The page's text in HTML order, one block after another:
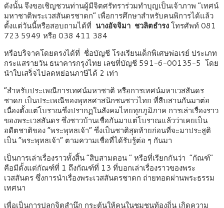
ดังนั้น จึงขอเชิญชวนท่านผู้มีจิตศรัทราร่วมทำบุญเป็นเจ้าภาพ “เทศน์
มหาชาติพระเวสสันดรชาดก” เพื่อการศึกษาสำหรับคนพิการได้แล้ว
ตั้งแต่วันนี้หรือสอบถามได้ที่ นางอัจจิมา ชวลิตธำรงโทรศัพท์ 081
723 5949 หรือ 038 411 384
หรือบริจาคโดยตรงได้ที่ ชื่อบัญชี โรงเรียนเด็กพิเศษพ่อเรย์ ประเภท
กระแสรายวัน ธนาคารกรุงไทย เลขที่บัญชี 591-6-00135-5 โดย
นำใบเสร็จไปลดหย่อนภาษีได้ 2 เท่า
“สำหรับประเพณีการเทศน์มหาชาติ หรือการเทศน์มหาเวสสันดร
ชาดก เป็นประเพณีของพุทธศาสนิกชนชาวไทย ที่สืบสานกันมาต่อ
เนื่องตั้งแต่โบราณซึ่งปรากฏในสังคมไทยทุกภูมิภาค การเล่าเรื่องราว
ของพระเวสสันดร ซึ่งชาวบ้านเชื่อกันมาแต่โบราณแล้วว่าเคยเป็น
อดีตชาติของ “พระพุทธเจ้า” ซึ่งเป็นชาติสุดท้ายก่อนที่จะมาประสูติ
เป็น “พระพุทธเจ้า” ตามความเชื่อที่ได้รับรู้ต่อ ๆ กันมา
เป็นการเล่าเรื่องราวทั้งสิ้น “สิบสามตอน “ หรือที่เรียกกันว่า ”กัณฑ์”
คือมีตั้งแต่กัณฑ์ที่ 1 ถึงกัณฑ์ที่ 13 ที่บอกเล่าเรื่องราวของพระ
เวสสันดร ซึ่งการนำเรื่องพระเวสสันดรชาดก ถ่ายทอดผ่านพระธรรม
เทศนา
เพื่อเป็นการปลูกจิตสำนึก กระตุ้นให้คนในชุมชนท้องถิ่น เกิดความ